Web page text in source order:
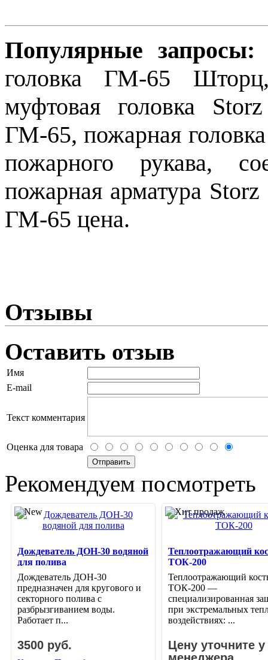
Популярные запросы:
головка ГМ-65
муфтовая головка
ГМ-65, пожарная
пожарного рукава,
пожарная арматура
ГМ-65 цена.
Отзывы
Оставить отзыв
Имя
E-mail
Текст комментария
Оценка для товара
Рекомендуем посмотреть
Дождеватель ДОН-30 водяной
для полива
Дождеватель ДОН-30
предназначен для кругового и
секторного полива с
разбрызгиванием воды.
Работает п...
3500 руб.
Теплоотражающий
ТОК-200
Теплоотражающий
ТОК-200 —
специализированная
при экстремальных
воздействиях: ...
Цену уточните у